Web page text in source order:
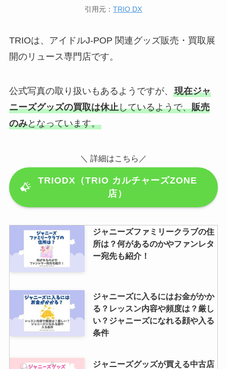
引用元：TRIO DX
TRIOは、アイドルJ-POP 関連グッズ販売・買取展
開のリュース専門店です。
公式写真の取り扱いもあるようですが、 現在ジャ
ニーズグッズの買取は休止しているようで、販売
のみとなっています。
＼ 詳細はこちら／
TRIODX（TRIO カルチャーズZONE
店）
ジャニーズファミリークラブの住
所は？何があるのかやファンレタ
ー宛先も紹介！
ジャニーズに入るにはお金がかか
る？レッスン内容や頻度は？厳し
い？ジャニーズになれる顔や入る
条件
ジャニーズグッズが買える中古店